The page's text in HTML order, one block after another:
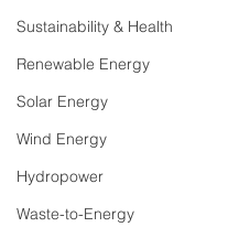
Sustainability & Health
Renewable Energy
Solar Energy
Wind Energy
Hydropower
Waste-to-Energy